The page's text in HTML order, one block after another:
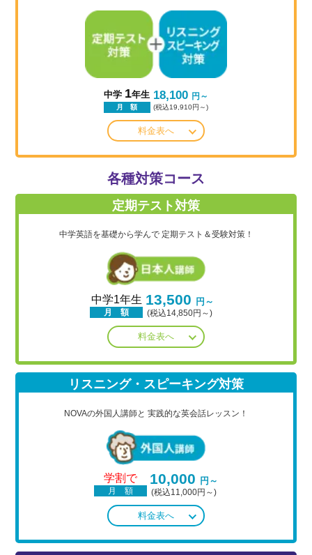
中学 1年生
月 額
18,100 円～
(税込19,910円～)
料金表へ
各種対策コース
定期テスト対策
中学英語を基礎から学んで 定期テスト＆受験対策！
中学1年生
月 額
13,500 円～
(税込14,850円～)
料金表へ
リスニング・スピーキング対策
NOVAの外国人講師と 実践的な英会話レッスン！
学割で
月 額
10,000 円～
(税込11,000円～)
料金表へ